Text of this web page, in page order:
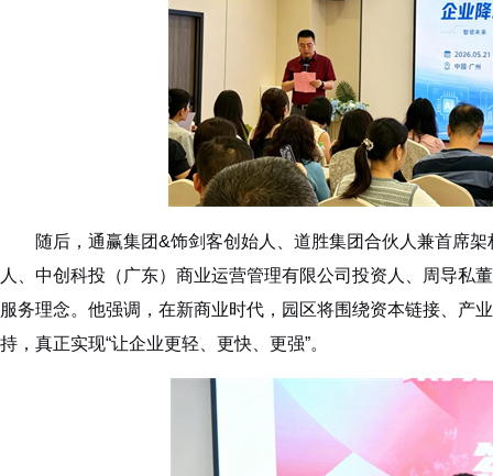
随后，通赢集团&饰剑客创始人、道胜集团合伙人兼首席
人、中创科投（广东）商业运营管理有限公司投资人、周导私
服务理念。他强调，在新商业时代，园区将围绕资本链接、产
持，真正实现“让企业更轻、更快、更强”。